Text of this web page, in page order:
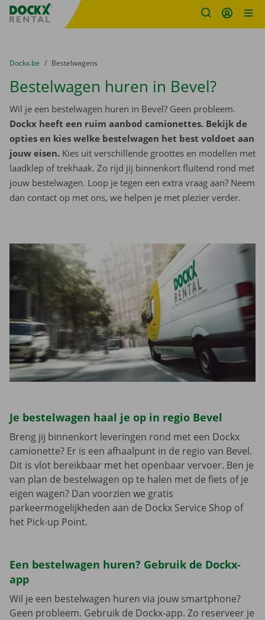
Fratello DEMO
U bevindt zich hier:
van
Dockx.be naar
Bestelwagens
Bestelwagen huren in Bevel?
Wil je een bestelwagen huren in Bevel? Geen probleem.
Dockx heeft een ruim aanbod camionettes. Bekijk de
opties en kies welke bestelwagen het best voldoet aan
jouw eisen. Kies uit verschillende groottes en modellen met
laadklep of trekhaak. Zo rijd jij binnenkort fluitend rond met
jouw bestelwagen. Loop je tegen een extra vraag aan? Neem
dan contact op met ons, we helpen je met plezier verder.
Je bestelwagen haal je op in regio Bevel
Breng jij binnenkort leveringen rond met een Dockx
camionette? Er is een afhaalpunt in de regio van Bevel.
Dit is vlot bereikbaar met het openbaar vervoer. Ben je
van plan de bestelwagen op te halen met de fiets of je
eigen wagen? Dan voorzien we gratis
parkeermogelijkheden aan de Dockx Service Shop of
het Pick-up Point.
Een bestelwagen huren? Gebruik de Dockx-
app
Wil je een bestelwagen huren via jouw smartphone?
Geen probleem. Gebruik de Dockx-app. Zo reserveer je